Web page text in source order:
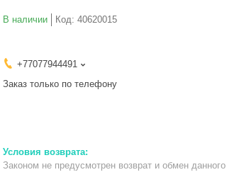
В наличии Код: 40620015
+77077944491
Заказ только по телефону
Законом не предусмотрен возврат и обмен